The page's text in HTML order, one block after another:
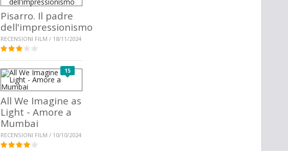
Pisarro. Il padre
dell'impressionismo
RECENSIONI FILM / 18/11/2024
15
All We Imagine as
Light - Amore a
Mumbai
RECENSIONI FILM / 10/10/2024